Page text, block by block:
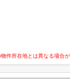
件所在地とは異なる場合が